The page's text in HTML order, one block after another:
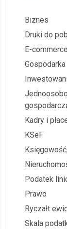
Biznes
Druki do
E-commerce
Gospodarka
Kadry i
KSeF
Podatek
Prawo
Ryczałt
Skala